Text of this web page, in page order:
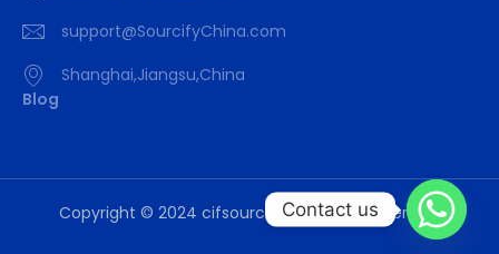
support@SourcifyChina.com
Shanghai,Jiangsu,China
Blog
Copyright © 2024 cifsourcing All Rights Reserved.
Contact us